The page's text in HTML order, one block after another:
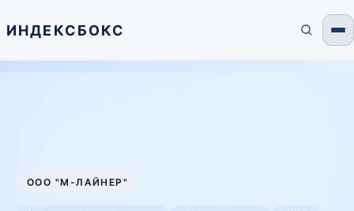
ИНДЕКСБОКС
ООО "М-ЛАЙНЕР"